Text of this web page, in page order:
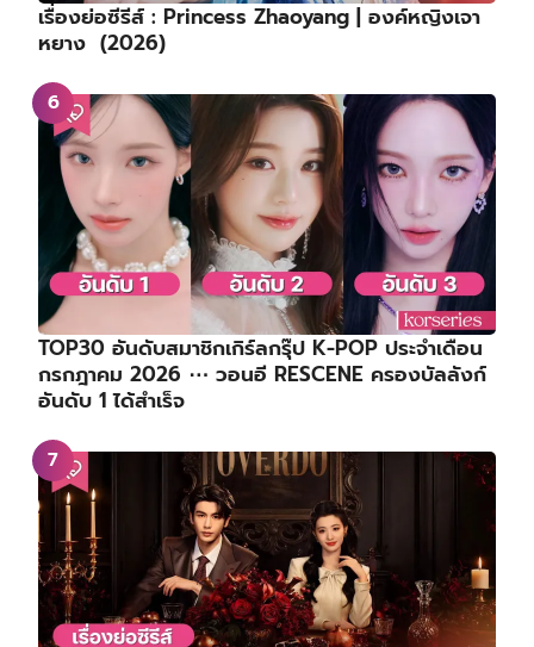
เรื่องย่อซีรีส์ : Princess Zhaoyang | องค์หญิงเจา
หยาง (2026)
TOP30 อันดับสมาชิกเกิร์ลกรุ๊ป K-POP ประจำเดือน
กรกฎาคม 2026 ⋯ วอนอี RESCENE ครองบัลลังก์
อันดับ 1 ได้สำเร็จ